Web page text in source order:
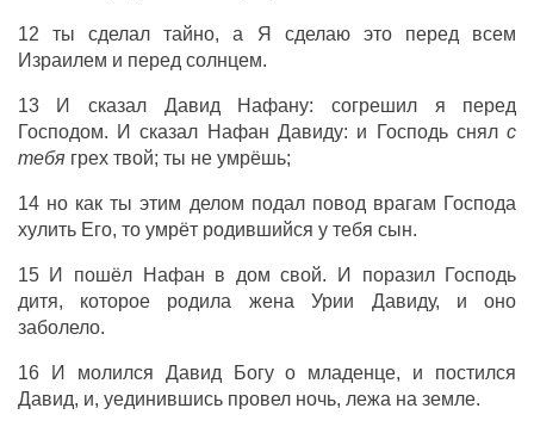
12 ты сделал тайно, а Я сделаю это перед всем
Израилем и перед солнцем.
13 И сказал Давид Нафану: согрешил я перед
Господом. И сказал Нафан Давиду: и Господь снялс
тебягрех твой; ты не умрёшь;
14 но как ты этим делом подал повод врагам Господа
хулить Его, то умрёт родившийся у тебя сын.
15 И пошёл Нафан в дом свой. И поразил Господь
дитя, которое родила жена Урии Давиду, и оно
заболело.
16 И молился Давид Богу о младенце, и постился
Давид, и, уединившись провел ночь, лежа на земле.